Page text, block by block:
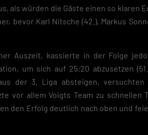
als würden die Gäste einen so klaren
bevor Karl Nitsche (42.), Markus
Auszeit, kassierte in der Folge
um sich auf 25:20 abzusetzen
der 3. Liga absteigen,
vor allem Voigts Team zu
den Erfolg deutlich nach oben und